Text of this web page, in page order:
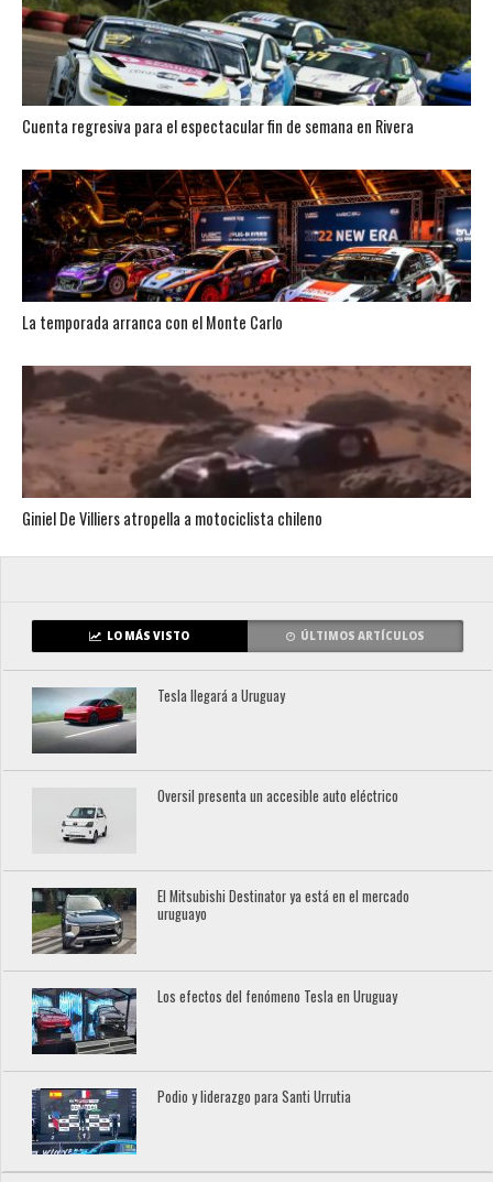
Cuenta regresiva para el espectacular fin de semana en Rivera
La temporada arranca con el Monte Carlo
Giniel De Villiers atropella a motociclista chileno
LO MÁS VISTO ÚLTIMOS ARTÍCULOS
Tesla llegará a Uruguay
Oversil presenta un accesible auto eléctrico
El Mitsubishi Destinator ya está en el mercado
uruguayo
Los efectos del fenómeno Tesla en Uruguay
Podio y liderazgo para Santi Urrutia